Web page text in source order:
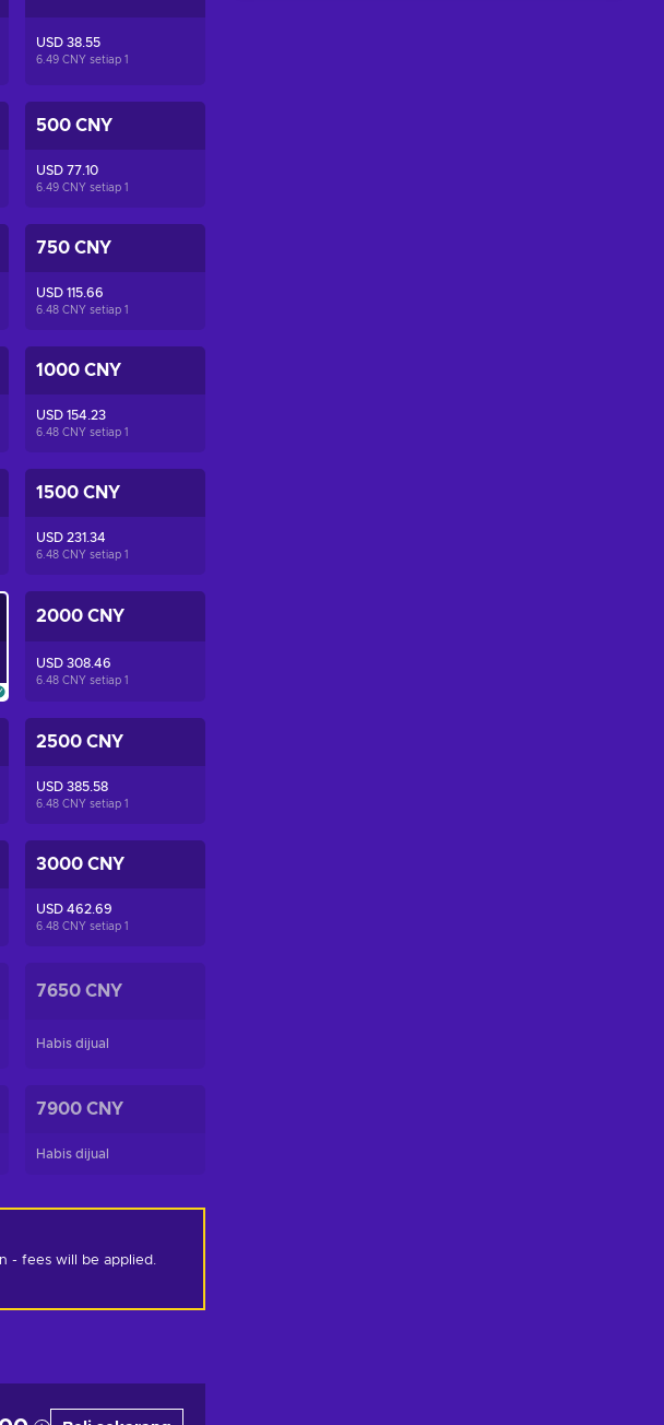
USD 38.55
6.49 CNY setiap1
500 CNY
USD 77.10
6.49 CNY setiap1
750 CNY
USD 115.66
6.48 CNY setiap1
1000 CNY
USD 154.23
6.48 CNY setiap1
1500 CNY
USD 231.34
6.48 CNY setiap1
2000 CNY
USD 308.46
6.48 CNY setiap1
2500 CNY
USD 385.58
6.48 CNY setiap1
3000 CNY
USD 462.69
6.48 CNY setiap1
7650 CNY
Habis dijual
7900 CNY
Habis dijual
- fees will be applied.